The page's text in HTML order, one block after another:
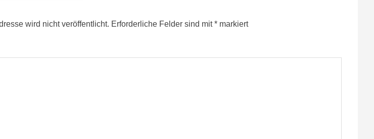
wird nicht veröffentlicht. Erforderliche Felder sind mit*markiert